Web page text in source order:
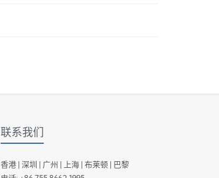
联系我们
香港 | 深圳 | 广州 | 上海 | 布莱顿 | 巴黎